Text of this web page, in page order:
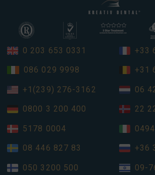
0 203 653 0331
086 029 9998
+1(239) 276-3162
0800 3 200 400
+33
+31
06
22
5178 0004
08 446 827 83
050 3200 500
+36
09-